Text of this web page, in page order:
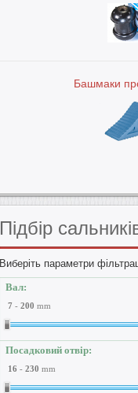
Башмаки
Підбір
Виберіть параметри
Вал:
7 - 200 mm
Посадковий отвір:
16 - 230 mm